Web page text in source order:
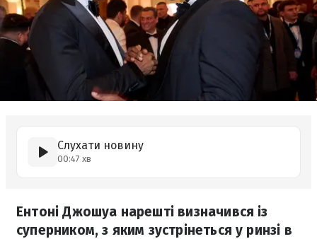
Слухати новину
00:47 хв
Ентоні Джошуа нарешті визначився із
суперником, з яким зустрінеться у ринзі в